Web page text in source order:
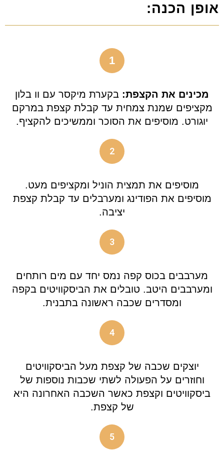
אופן הכנה:
1
מכינים את הקצפת: בקערת מיקסר עם וו בלון
מקציפים שמנת צמחית עד קבלת קצפת במרקם
יוגורט. מוסיפים את הסוכר וממשיכים להקציף.
2
מוסיפים את תמצית הוניל ומקציפים מעט.
מוסיפים את הפודינג ומערבלים עד קבלת קצפת
יציבה.
3
מערבבים בכוס קפה נמס יחד עם מים רותחים
ומערבבים היטב. טובלים את הביסקוויטים בקפה
ומסדרים שכבה ראשונה בתבנית.
4
יוצקים שכבה של קצפת מעל הביסקוויטים
וחוזרים על הפעולה לשתי שכבות נוספות של
ביסקוויטים וקצפת כאשר השכבה האחרונה היא
של קצפת.
5